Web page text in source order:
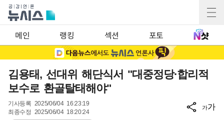
메인 랭킹 섹션 포토
김용태, 선대위 해단식서 "대중정당·합리적
보수로 환골탈태해야"
기사등록 2025/06/04 16:23:19
최종수정 2025/06/04 18:20:24
가가